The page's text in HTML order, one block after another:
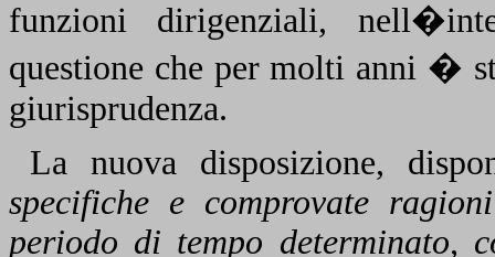
funzioni dirigenziali,
questione che per molti anni �
giurisprudenza.
La nuova disposizione,
specifiche e comprovate
periodo di tempo determinato,